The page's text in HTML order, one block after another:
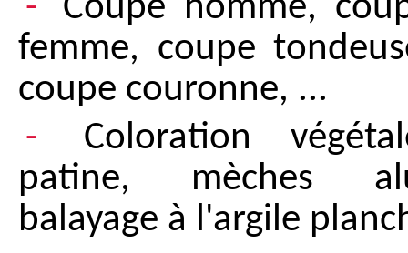
Coupe homme,
femme, coupe
coupe couronne, ...
Coloration
patine, mèches
balayage à l'argile